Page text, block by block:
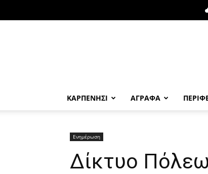
ΚΑΡΠΕΝΗΣΙ ΑΓΡΑΦΑ
Ενημέρωση
Δίκτυο